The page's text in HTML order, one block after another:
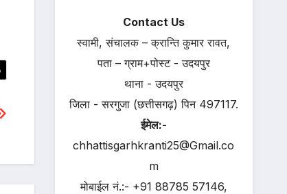
Contact Us
स्वामी, संचालक – क्रान्ति कुमार रावत,
पता – ग्राम+पोस्ट - उदयपुर
थाना - उदयपुर
जिला - सरगुजा (छत्तीसगढ़) पिन 497117.
ईमेल:-
chhattisgarhkranti25@Gmail.co
m
मोबाईल नं.:- +91 88785 57146,